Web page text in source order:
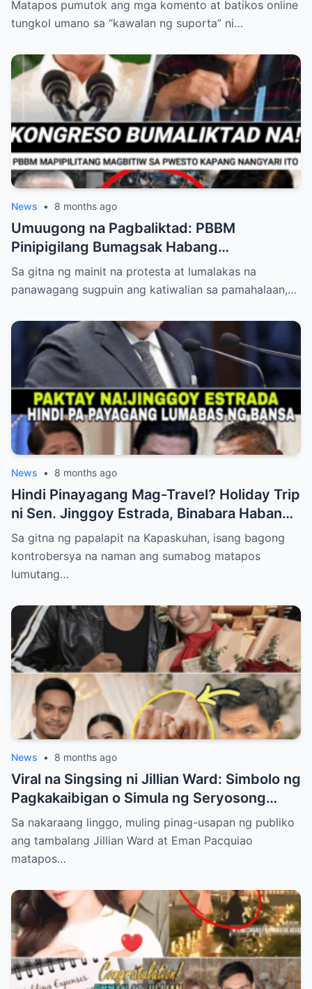
Matapos pumutok ang mga komento at batikos online
tungkol umano sa “kawalan ng suporta” ni…
News • 8 months ago
Umuugong na Pagbaliktad: PBBM
Pinipigilang Bumagsak Habang
Mambabatas at Retired Generals
Humaharap at Kumakastigo sa Katiwalian
Sa gitna ng mainit na protesta at lumalakas na
panawagang sugpuin ang katiwalian sa pamahalaan,…
News • 8 months ago
Hindi Pinayagang Mag-Travel? Holiday Trip
ni Sen. Jinggoy Estrada, Binabara Habang
Papalapit ang Posibleng Warrant of Arrest
Sa gitna ng papalapit na Kapaskuhan, isang bagong
kontrobersya na naman ang sumabog matapos
lumutang…
News • 8 months ago
Viral na Singsing ni Jillian Ward: Simbolo ng
Pagkakaibigan o Simula ng Seryosong
Relasyon kay Eman Pacquiao?
Sa nakaraang linggo, muling pinag-usapan ng publiko
ang tambalang Jillian Ward at Eman Pacquiao
matapos…